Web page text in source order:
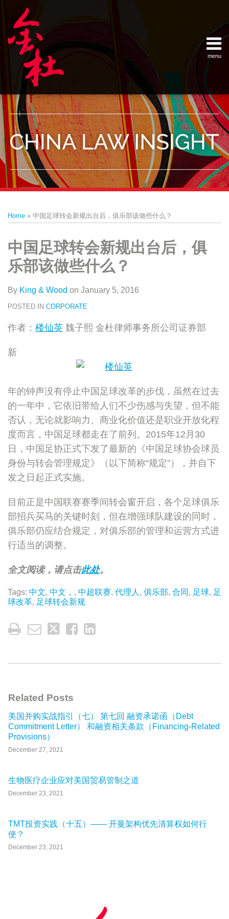
content
menu
Home
- 关于
金杜
Services
- 专业领
域
Contact
- 联系
我们
English
Example Link
China Banking Regulatory
China Insurance Regulatory
China Securities Regulatory
General Administration of Customs
Ministry of Commerce
National Development and Reform
Pacific Rim Advisory Council
State Administration for Industry &
State Administration of Foreign
Supreme People’s Court
World Law Group
RSS
LinkedIn
Weibo
Home » 中国足球转会新规出台后，俱乐部该做些什么？
中国足球转会新规出台后，俱
乐部该做些什么？
By King & Wood on January 5, 2016
POSTED IN CORPORATE
作者： 楼仙英 魏子熙 金杜律师事务所公司证券部
新
年的钟声没有停止中国足球改革的步伐，虽然在过去
的一年中，它依旧带给人们不少伤感与失望，但不能
否认，无论就影响力、商业化价值还是职业开放化程
度而言，中国足球都走在了前列。2015年12月30
日，中国足协正式下发了最新的《中国足球协会球员
身份与转会管理规定》（以下简称“规定”），并自下
发之日起正式实施。
目前正是中国联赛赛季间转会窗开启，各个足球俱乐
部招兵买马的关键时刻，但在增强球队建设的同时，
俱乐部仍应结合规定，对俱乐部的管理和运营方式进
行适当的调整。
全文阅读，请点击此处。
Tags: 中文, 中文， , 中超联赛, 代理人 , 俱乐部, 合同 , 足球, 足
球改革, 足球转会新规
this
post
this
post
this
post
this
post
on
LinkedIn
Related Posts
美国并购实战指引（七） 第七回 融资承诺函（Debt
Commitment Letter） 和融资相关条款（Financing-Related
Provisions）
December 27, 2021
生物医疗企业应对美国贸易管制之道
December 23, 2021
TMT投资实践（十五）—— 开曼架构优先清算权如何行
使？
December 23, 2021